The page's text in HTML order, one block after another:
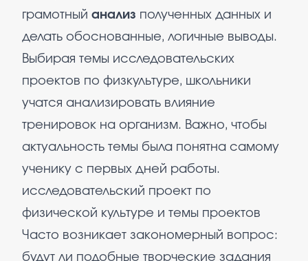
грамотный анализ полученных данных и
делать обоснованные, логичные выводы.
Выбирая темы исследовательских
проектов по физкультуре, школьники
учатся анализировать влияние
тренировок на организм. Важно, чтобы
актуальность темы была понятна самому
ученику с первых дней работы.
исследовательский проект по
физической культуре и темы проектов
Часто возникает закономерный вопрос:
будут ли подобные творческие задания